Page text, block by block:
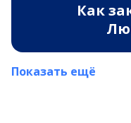
Как
Показать ещё